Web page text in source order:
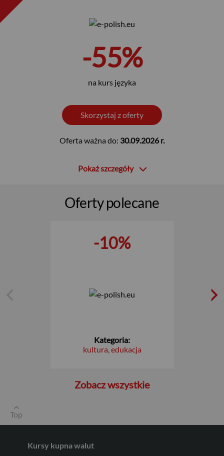
-55%
na kurs języka
Skorzystaj z oferty
Oferta ważna do: 30.09.2026 r.
Pokaż szczegóły
Oferty polecane
-10%
Kategoria:
kultura, edukacja
Top
Zobacz wszystkie
Kursy kupna walut